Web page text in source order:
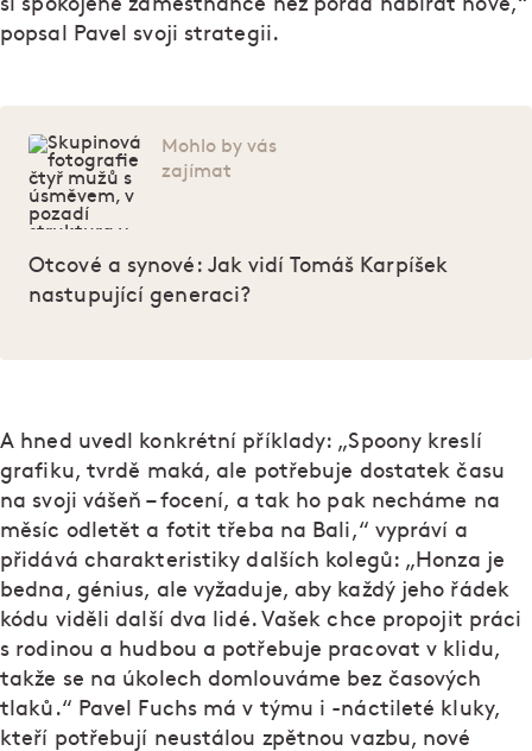
si spokojené zaměstnance než pořád nabírat nové,“
popsal Pavel svoji strategii.
Mohlo by vás
zajímat
Otcové a synové: Jak vidí Tomáš Karpíšek
nastupující generaci?
A hned uvedl konkrétní příklady: „Spoony kreslí
grafiku, tvrdě maká, ale potřebuje dostatek času
na svoji vášeň – focení, a tak ho pak necháme na
měsíc odletět a fotit třeba na Bali,“ vypráví a
přidává charakteristiky dalších kolegů: „Honza je
bedna, génius, ale vyžaduje, aby každý jeho řádek
kódu viděli další dva lidé. Vašek chce propojit práci
s rodinou a hudbou a potřebuje pracovat v klidu,
takže se na úkolech domlouváme bez časových
tlaků.“ Pavel Fuchs má v týmu i -náctileté kluky,
kteří potřebují neustálou zpětnou vazbu, nové